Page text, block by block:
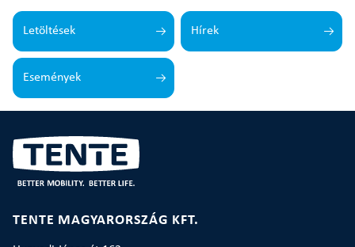
Letöltések Hírek
Események
TENTE MAGYARORSZÁG KFT.